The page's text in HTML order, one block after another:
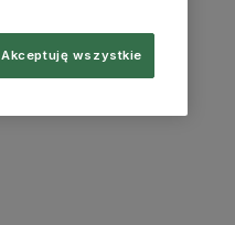
Akceptuję wszystkie